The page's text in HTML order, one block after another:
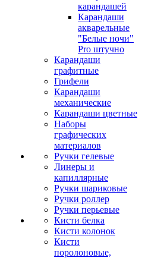
карандашей
Карандаши
акварельные
"Белые ночи"
Pro штучно
Карандаши
графитные
Грифели
Карандаши
механические
Карандаши цветные
Наборы
графических
материалов
Ручки гелевые
Линеры и
капиллярные
Ручки шариковые
Ручки роллер
Ручки перьевые
Кисти белка
Кисти колонок
Кисти
поролоновые,